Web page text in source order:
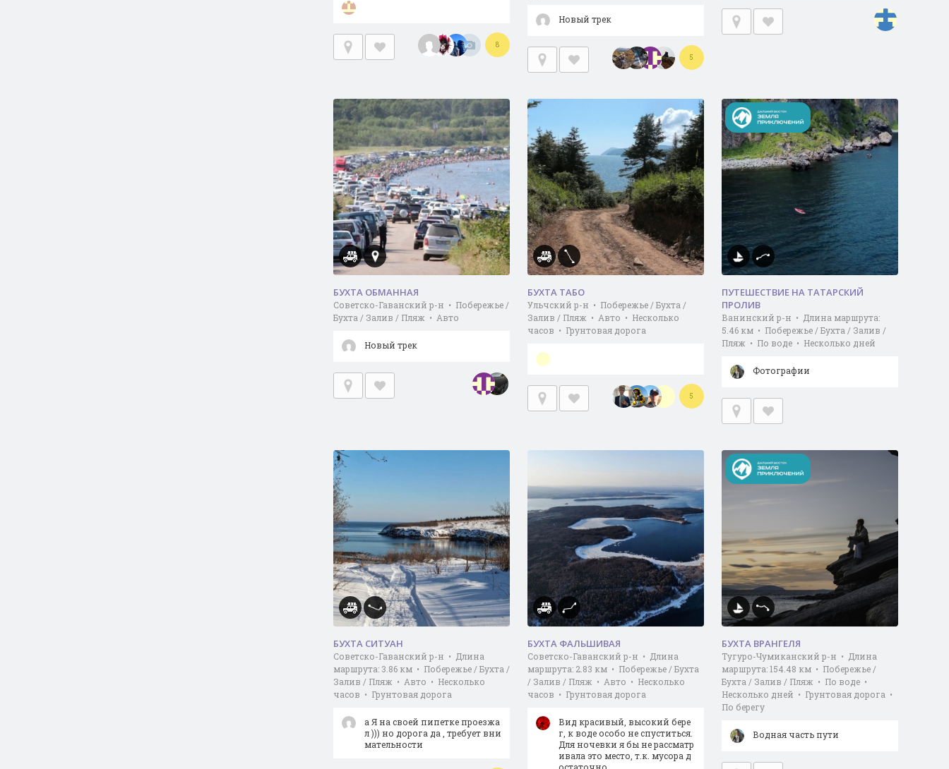
8
Новый трек
5
БУХТА ОБМАННАЯ
Советско-Гаванский р-н • Побережье /
Бухта / Залив / Пляж • Авто
Новый трек
БУХТА ТАБО
Ульчский р-н • Побережье / Бухта /
Залив / Пляж • Авто • Несколько
часов • Грунтовая дорога
5
ПУТЕШЕСТВИЕ НА ТАТАРСКИЙ
ПРОЛИВ
Ванинский р-н • Длина маршрута:
5.46 км • Побережье / Бухта / Залив /
Пляж • По воде • Несколько дней
Фотографии
БУХТА СИТУАН
Советско-Гаванский р-н • Длина
маршрута: 3.86 км • Побережье / Бухта /
Залив / Пляж • Авто • Несколько
часов • Грунтовая дорога
а Я на своей пипетке проезжа
л ))) но дорога да , требует вни
мательности
БУХТА ФАЛЬШИВАЯ
Советско-Гаванский р-н • Длина
маршрута: 2.83 км • Побережье / Бухта
/ Залив / Пляж • Авто • Несколько
часов • Грунтовая дорога
Вид красивый, высокий бере
г, к воде особо не спуститься.
Для ночевки я бы не рассматр
ивала это место, т.к. мусора д
БУХТА ВРАНГЕЛЯ
Тугуро-Чумиканский р-н • Длина
маршрута: 154.48 км • Побережье /
Бухта / Залив / Пляж • По воде •
Несколько дней • Грунтовая дорога •
По берегу
Водная часть пути